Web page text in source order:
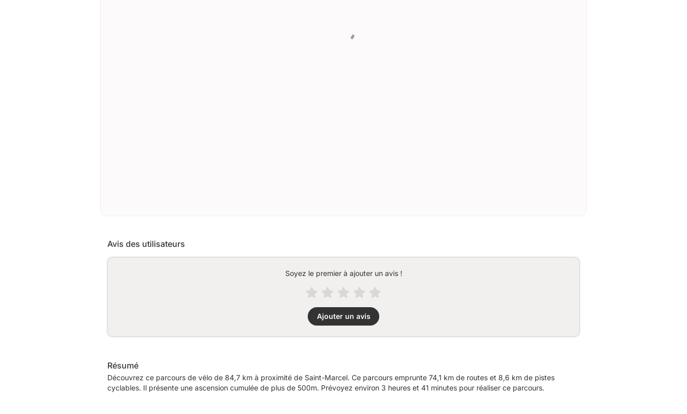
Avis des utilisateurs
Soyez le premier à ajouter un avis !
Ajouter un avis
Résumé
Découvrez ce parcours de vélo de 84,7 km à proximité de Saint-Marcel. Ce parcours emprunte 74,1 km de routes et 8,6 km de pistes
cyclables. Il présente une ascension cumulée de plus de 500m. Prévoyez environ 3 heures et 41 minutes pour réaliser ce parcours.